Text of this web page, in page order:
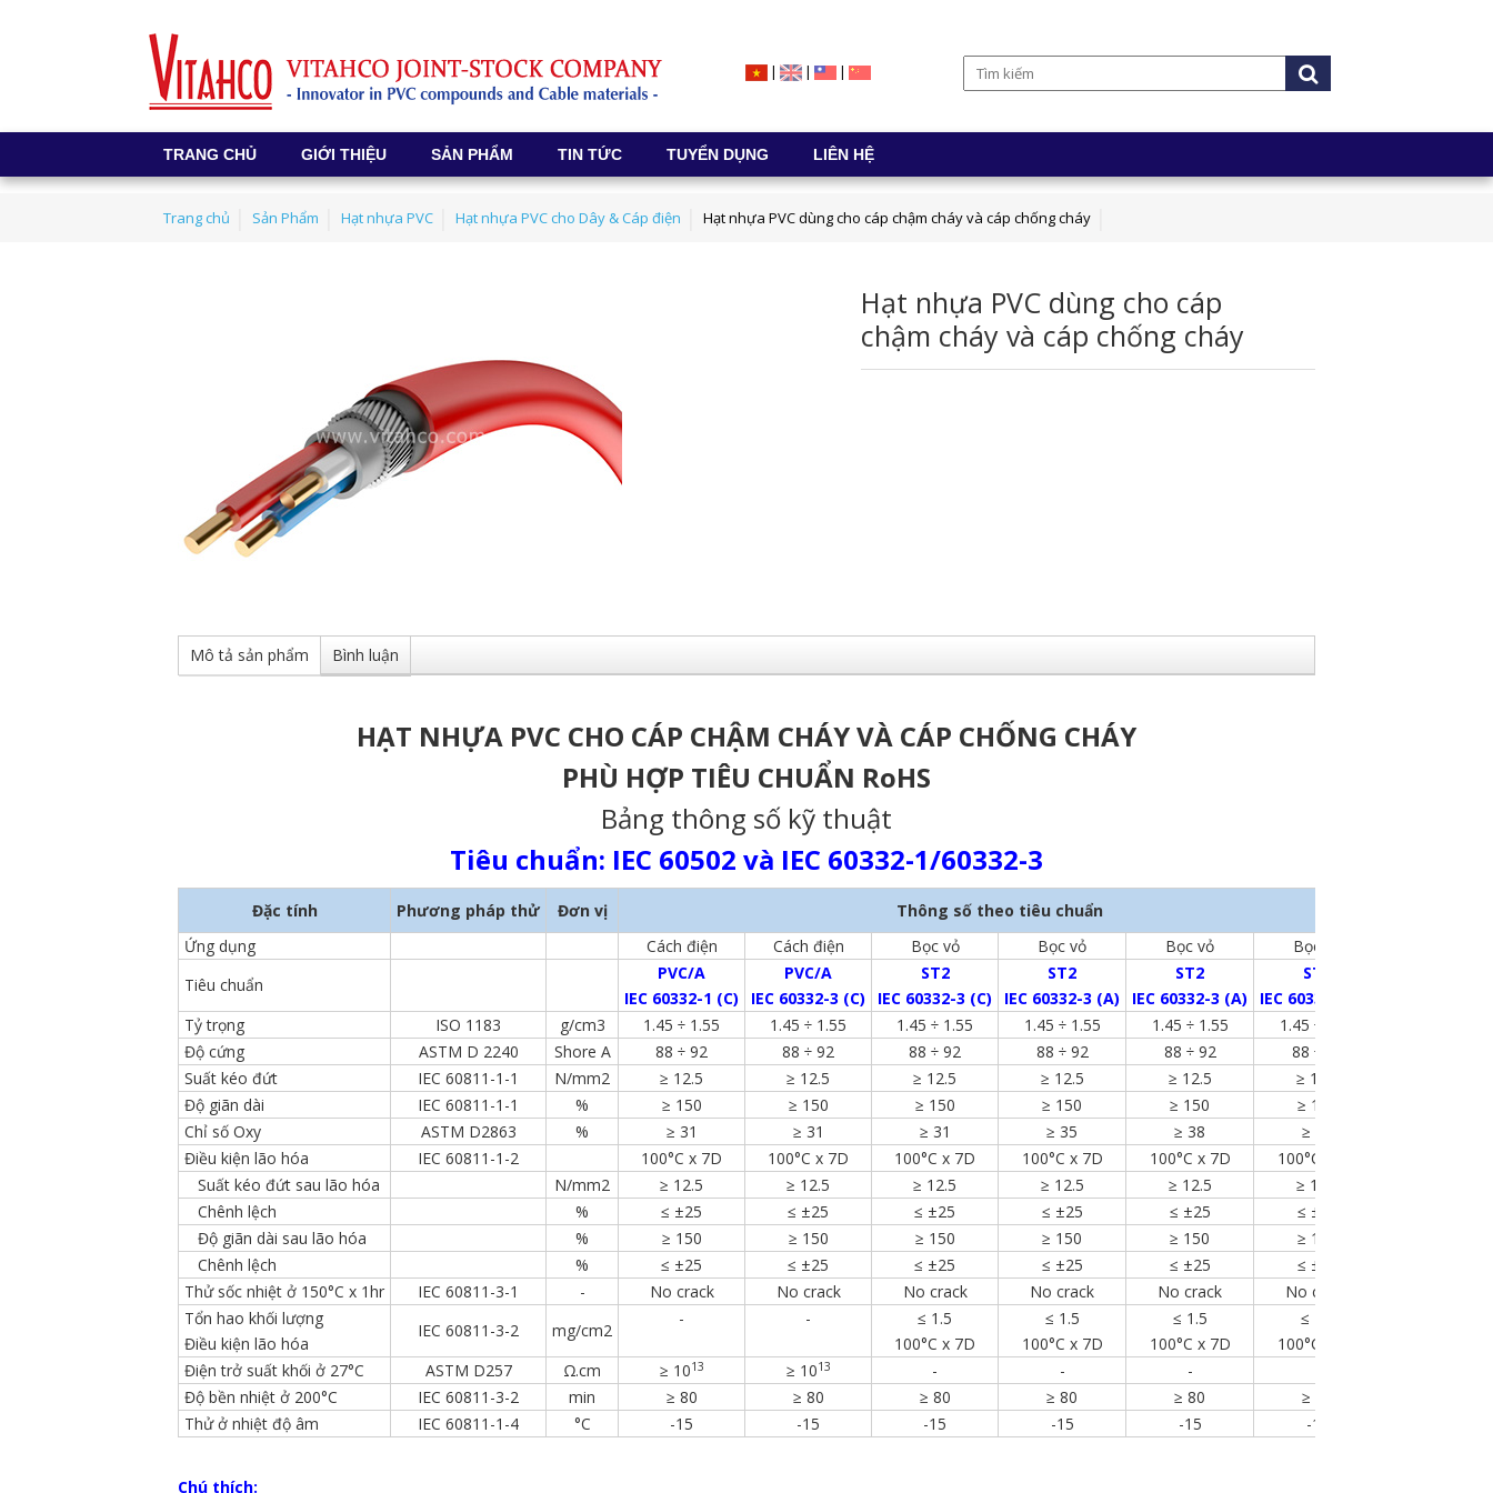
| | |
TRANG CHỦ GIỚI THIỆU SẢN PHẨM TIN TỨC TUYỂN DỤNG LIÊN HỆ
Trang chủ Sản Phẩm Hạt nhựa PVC Hạt nhựa PVC cho Dây & Cáp điện Hạt nhựa PVC dùng cho cáp chậm cháy và cáp chống cháy
Hạt nhựa PVC dùng cho cáp
chậm cháy và cáp chống cháy
Mô tả sản phẩm Bình luận
HẠT NHỰA PVC CHO CÁP CHẬM CHÁY VÀ CÁP CHỐNG CHÁY
PHÙ HỢP TIÊU CHUẨN RoHS
Bảng thông số kỹ thuật
Tiêu chuẩn: IEC 60502 và IEC 60332-1/60332-3
Đặc tính Phương pháp thử Đơn vị
Thông số theo tiêu chuẩn
Ứng dụng
Cách điện Cách điện Bọc vỏ Bọc vỏ Bọc vỏ
Bọc vỏ
Tiêu chuẩn
PVC/A
IEC 60332-1 (C)
PVC/A
IEC 60332-3 (C)
ST2
IEC 60332-3 (C)
ST2
IEC 60332-3 (A)
ST2
IEC 60332-3 (A)
ST2
IEC 60332-3 (A)
Tỷ trọng
ISO 1183 g/cm3 1.45 ÷ 1.55 1.45 ÷ 1.55 1.45 ÷ 1.55 1.45 ÷ 1.55 1.45 ÷ 1.55
1.45 ÷ 1.55
Độ cứng
ASTM D 2240 Shore A 88 ÷ 92 88 ÷ 92 88 ÷ 92 88 ÷ 92 88 ÷ 92
88 ÷ 92
Suất kéo đứt
IEC 60811-1-1 N/mm2 ≥ 12.5 ≥ 12.5 ≥ 12.5 ≥ 12.5 ≥ 12.5
≥ 12.5
Độ giãn dài
IEC 60811-1-1 % ≥ 150 ≥ 150 ≥ 150 ≥ 150 ≥ 150
≥ 150
Chỉ số Oxy
ASTM D2863 % ≥ 31 ≥ 31 ≥ 31 ≥ 35 ≥ 38
≥ 40
Điều kiện lão hóa
IEC 60811-1-2 100°C x 7D 100°C x 7D 100°C x 7D 100°C x 7D 100°C x 7D
100°C x 7D
Suất kéo đứt sau lão hóa
N/mm2 ≥ 12.5 ≥ 12.5 ≥ 12.5 ≥ 12.5 ≥ 12.5
≥ 12.5
Chênh lệch
% ≤ ±25 ≤ ±25 ≤ ±25 ≤ ±25 ≤ ±25
≤ ±25
Độ giãn dài sau lão hóa
% ≥ 150 ≥ 150 ≥ 150 ≥ 150 ≥ 150
≥ 150
Chênh lệch
% ≤ ±25 ≤ ±25 ≤ ±25 ≤ ±25 ≤ ±25
≤ ±25
Thử sốc nhiệt ở 150°C x 1hr
IEC 60811-3-1 - No crack No crack No crack No crack No crack
No crack
Tổn hao khối lượng
Điều kiện lão hóa
IEC 60811-3-2 mg/cm2
- -
≤ 1.5
100°C x 7D
≤ 1.5
100°C x 7D
≤ 1.5
100°C x 7D
≤ 1.5
100°C x 7D
Điện trở suất khối ở 27°C
ASTM D257 Ω.cm ≥ 1013 ≥ 1013 - - -
Độ bền nhiệt ở 200°C
IEC 60811-3-2 min ≥ 80 ≥ 80 ≥ 80 ≥ 80 ≥ 80
≥ 80
Thử ở nhiệt độ âm
IEC 60811-1-4 °C -15 -15 -15 -15 -15 -15
Chú thích: